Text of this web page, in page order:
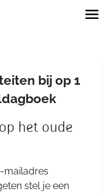
bij op 1
het oude
mailadres
stel je een